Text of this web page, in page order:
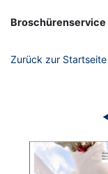
Broschürenservice
Zurück zur Startseite